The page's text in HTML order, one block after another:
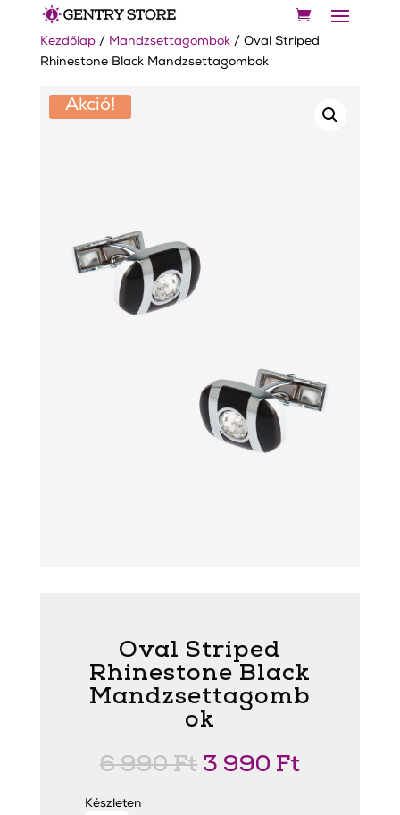
Kezdőlap/ Mandzsettagombok/ Oval Striped
Rhinestone Black Mandzsettagombok
Akció!
Oval Striped
Rhinestone Black
Mandzsettagomb
ok
6 990Ft Original
price
3 990 FtCurrent
price
Készleten